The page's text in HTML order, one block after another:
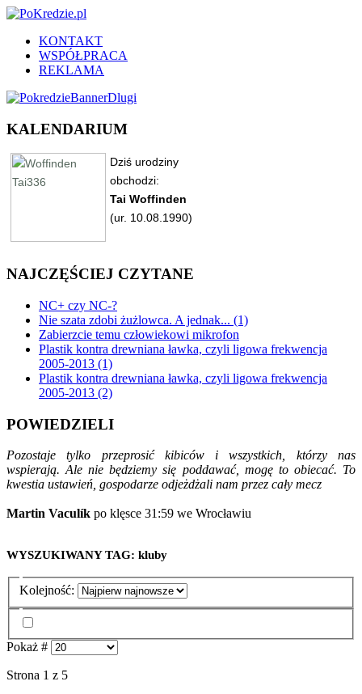
KONTAKT
WSPÓŁPRACA
REKLAMA
KALENDARIUM
NAJCZĘŚCIEJ CZYTANE
NC+ czy NC-?
Nie szata zdobi żużlowca. A jednak... (1)
Zabierzcie temu człowiekowi mikrofon
Plastik kontra drewniana ławka, czyli ligowa frekwencja
2005-2013 (1)
Plastik kontra drewniana ławka, czyli ligowa frekwencja
2005-2013 (2)
POWIEDZIELI
Pozostaje tylko przeprosić kibiców i wszystkich, którzy nas
wspierają. Ale nie będziemy się poddawać, mogę to obiecać. To
kwestia ustawień, gospodarze odjeżdżali nam przez cały mecz
Martin Vaculík po klęsce 31:59 we Wrocławiu
WYSZUKIWANY TAG: kluby
Kolejność:
Pokaż #
Strona 1 z 5